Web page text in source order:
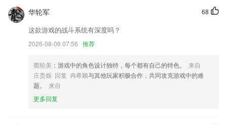
进行优化修改。
68
华轮军
这款游戏的战斗系统有深度吗？
2026-08-06 07:56 推荐
窦轮美 ：游戏中的角色设计独特，每个都有自己的特色。
来自
庄贵烁 回复 冉希颖与其他玩家积极合作，共同攻克游戏中的难
题。
来自
更多回复